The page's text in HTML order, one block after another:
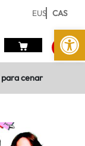
Abrir
EUS CAS
para cenar